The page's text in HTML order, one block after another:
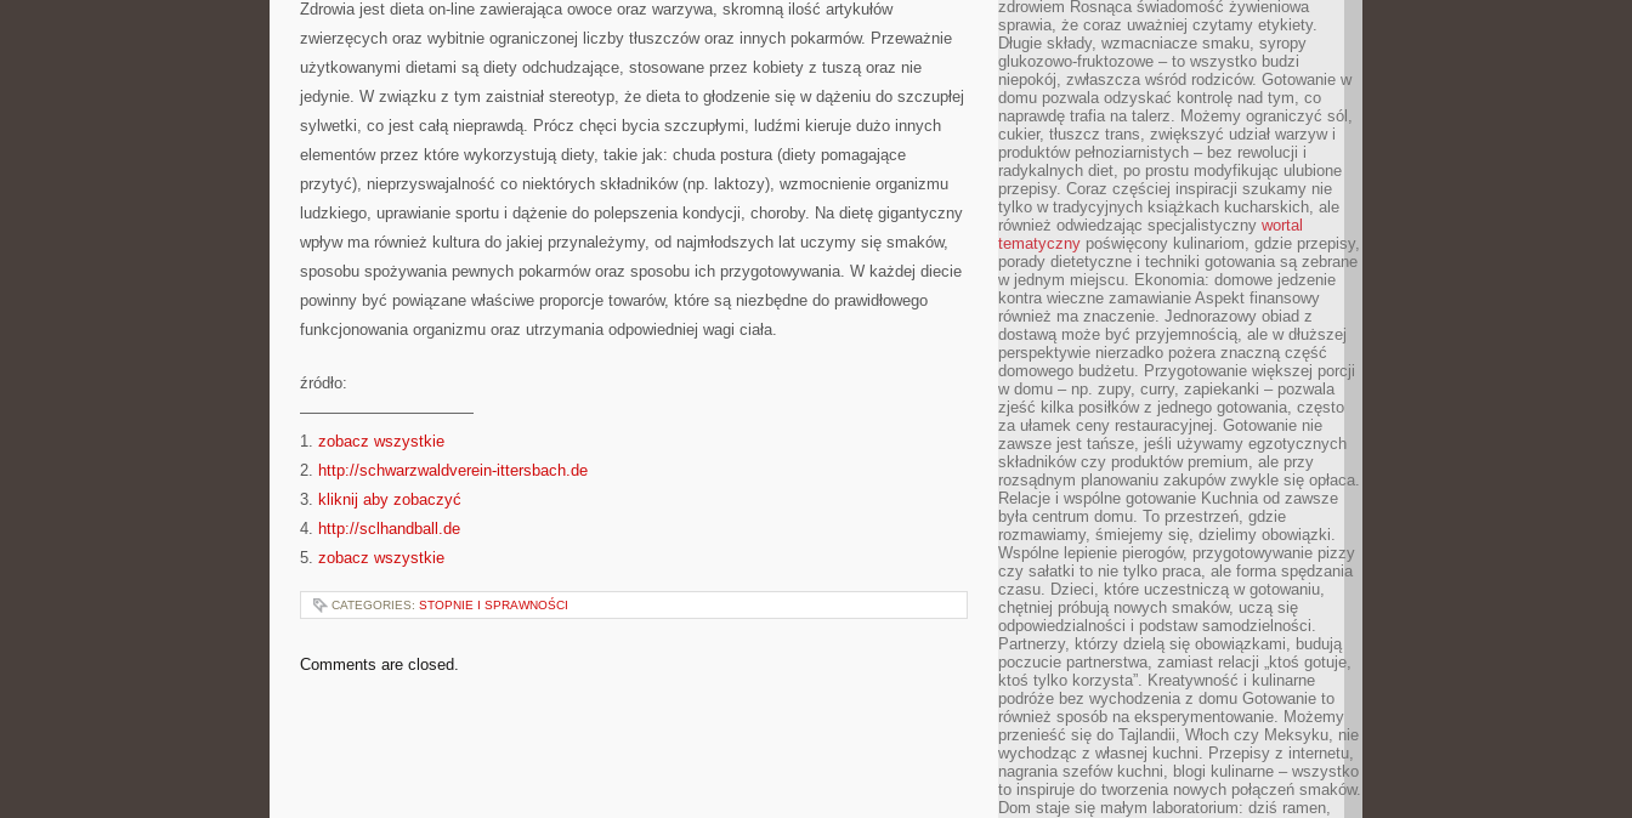
WITAMINY
Zdrowia jest dieta on-line zawierająca owoce oraz warzywa, skromną ilość artykułów
zwierzęcych oraz wybitnie ograniczonej liczby tłuszczów oraz innych pokarmów. Przeważnie
użytkowanymi dietami są diety odchudzające, stosowane przez kobiety z tuszą oraz nie
jedynie. W związku z tym zaistniał stereotyp, że dieta to głodzenie się w dążeniu do szczupłej
sylwetki, co jest całą nieprawdą. Prócz chęci bycia szczupłymi, ludźmi kieruje dużo innych
elementów przez które wykorzystują diety, takie jak: chuda postura (diety pomagające
przytyć), nieprzyswajalność co niektórych składników (np. laktozy), wzmocnienie organizmu
ludzkiego, uprawianie sportu i dążenie do polepszenia kondycji, choroby. Na dietę gigantyczny
wpływ ma również kultura do jakiej przynależymy, od najmłodszych lat uczymy się smaków,
sposobu spożywania pewnych pokarmów oraz sposobu ich przygotowywania. W każdej diecie
powinny być powiązane właściwe proporcje towarów, które są niezbędne do prawidłowego
funkcjonowania organizmu oraz utrzymania odpowiedniej wagi ciała.
źródło:
———————————
1. zobacz wszystkie
2. http://schwarzwaldverein-ittersbach.de
3. kliknij aby zobaczyć
4. http://sclhandball.de
5. zobacz wszystkie
CATEGORIES: STOPNIE I SPRAWNOŚCI
Comments are closed.
zdrowiem Rosnąca świadomość żywieniowa
sprawia, że coraz uważniej czytamy etykiety.
Długie składy, wzmacniacze smaku, syropy
glukozowo-fruktozowe – to wszystko budzi
niepokój, zwłaszcza wśród rodziców. Gotowanie w
domu pozwala odzyskać kontrolę nad tym, co
naprawdę trafia na talerz. Możemy ograniczyć sól,
cukier, tłuszcz trans, zwiększyć udział warzyw i
produktów pełnoziarnistych – bez rewolucji i
radykalnych diet, po prostu modyfikując ulubione
przepisy. Coraz częściej inspiracji szukamy nie
tylko w tradycyjnych książkach kucharskich, ale
również odwiedzając specjalistyczny wortal
tematyczny poświęcony kulinariom, gdzie przepisy,
porady dietetyczne i techniki gotowania są zebrane
w jednym miejscu. Ekonomia: domowe jedzenie
kontra wieczne zamawianie Aspekt finansowy
również ma znaczenie. Jednorazowy obiad z
dostawą może być przyjemnością, ale w dłuższej
perspektywie nierzadko pożera znaczną część
domowego budżetu. Przygotowanie większej porcji
w domu – np. zupy, curry, zapiekanki – pozwala
zjeść kilka posiłków z jednego gotowania, często
za ułamek ceny restauracyjnej. Gotowanie nie
zawsze jest tańsze, jeśli używamy egzotycznych
składników czy produktów premium, ale przy
rozsądnym planowaniu zakupów zwykle się opłaca.
Relacje i wspólne gotowanie Kuchnia od zawsze
była centrum domu. To przestrzeń, gdzie
rozmawiamy, śmiejemy się, dzielimy obowiązki.
Wspólne lepienie pierogów, przygotowywanie pizzy
czy sałatki to nie tylko praca, ale forma spędzania
czasu. Dzieci, które uczestniczą w gotowaniu,
chętniej próbują nowych smaków, uczą się
odpowiedzialności i podstaw samodzielności.
Partnerzy, którzy dzielą się obowiązkami, budują
poczucie partnerstwa, zamiast relacji „ktoś gotuje,
ktoś tylko korzysta”. Kreatywność i kulinarne
podróże bez wychodzenia z domu Gotowanie to
również sposób na eksperymentowanie. Możemy
przenieść się do Tajlandii, Włoch czy Meksyku, nie
wychodząc z własnej kuchni. Przepisy z internetu,
nagrania szefów kuchni, blogi kulinarne – wszystko
to inspiruje do tworzenia nowych połączeń smaków.
Dom staje się małym laboratorium: dziś ramen,